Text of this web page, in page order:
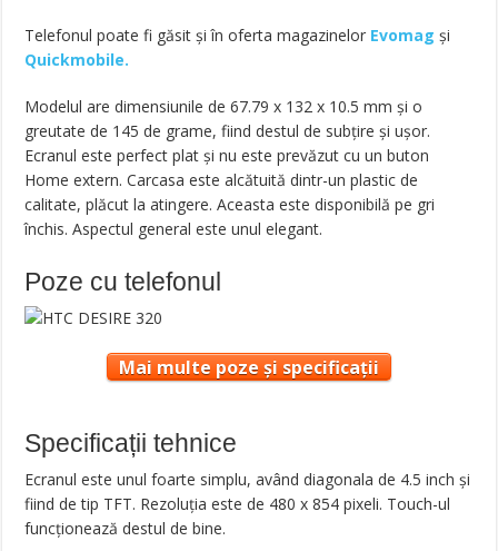
Telefonul poate fi găsit și în oferta magazinelor Evomag și
Quickmobile.
Modelul are dimensiunile de 67.79 x 132 x 10.5 mm și o
greutate de 145 de grame, fiind destul de subțire și ușor.
Ecranul este perfect plat și nu este prevăzut cu un buton
Home extern. Carcasa este alcătuită dintr-un plastic de
calitate, plăcut la atingere. Aceasta este disponibilă pe gri
închis. Aspectul general este unul elegant.
Poze cu telefonul
Mai multe poze și specificații
Specificații tehnice
Ecranul este unul foarte simplu, având diagonala de 4.5 inch și
fiind de tip TFT. Rezoluția este de 480 x 854 pixeli. Touch-ul
funcționează destul de bine.